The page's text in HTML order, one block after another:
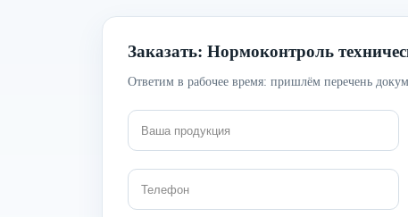
Заказать: Нормоконтроль
Ответим в рабочее время: пришлём перечень